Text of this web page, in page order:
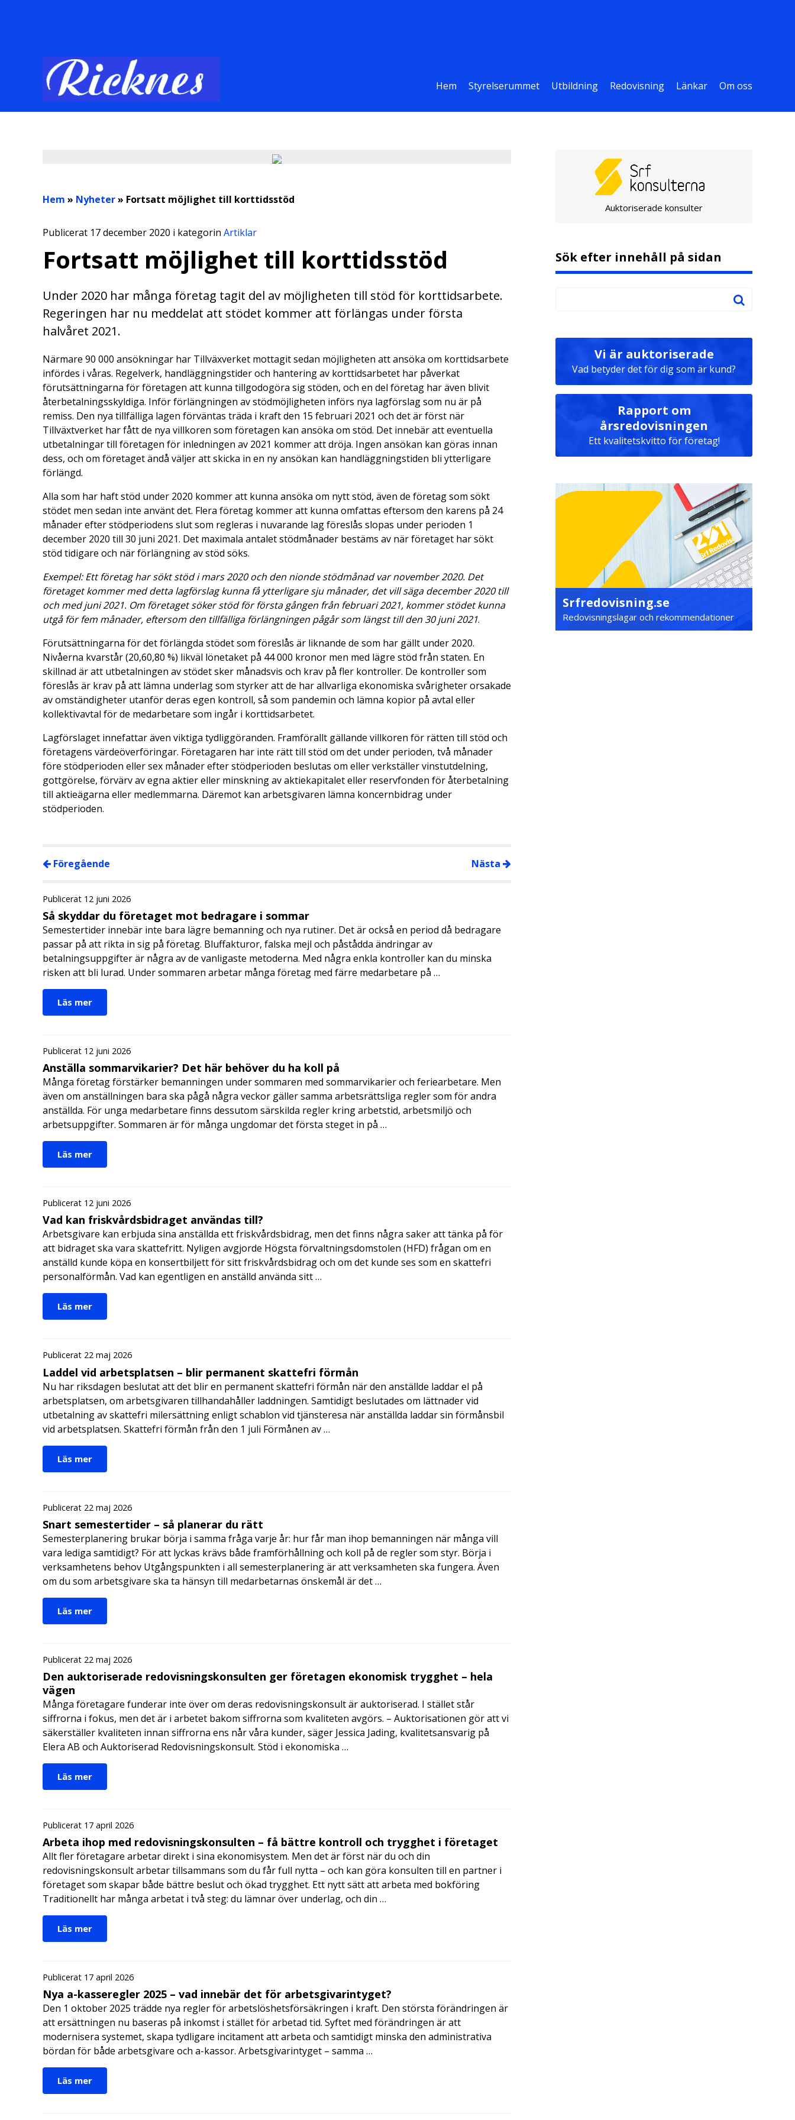
Hem Styrelserummet Utbildning Redovisning Länkar Om oss
Hem » Nyheter» Fortsatt möjlighet till korttidsstöd
Publicerat 17 december 2020 i kategorin Artiklar
Fortsatt möjlighet till korttidsstöd
Under 2020 har många företag tagit del av möjligheten till stöd för korttidsarbete.
Regeringen har nu meddelat att stödet kommer att förlängas under första
halvåret 2021.
Närmare 90 000 ansökningar har Tillväxverket mottagit sedan möjligheten att ansöka om korttidsarbete
infördes i våras. Regelverk, handläggningstider och hantering av korttidsarbetet har påverkat
förutsättningarna för företagen att kunna tillgodogöra sig stöden, och en del företag har även blivit
återbetalningsskyldiga. Inför förlängningen av stödmöjligheten införs nya lagförslag som nu är på
remiss. Den nya tillfälliga lagen förväntas träda i kraft den 15 februari 2021 och det är först när
Tillväxtverket har fått de nya villkoren som företagen kan ansöka om stöd. Det innebär att eventuella
utbetalningar till företagen för inledningen av 2021 kommer att dröja. Ingen ansökan kan göras innan
dess, och om företaget ändå väljer att skicka in en ny ansökan kan handläggningstiden bli ytterligare
förlängd.
Alla som har haft stöd under 2020 kommer att kunna ansöka om nytt stöd, även de företag som sökt
stödet men sedan inte använt det. Flera företag kommer att kunna omfattas eftersom den karens på 24
månader efter stödperiodens slut som regleras i nuvarande lag föreslås slopas under perioden 1
december 2020 till 30 juni 2021. Det maximala antalet stödmånader bestäms av när företaget har sökt
stöd tidigare och när förlängning av stöd söks.
Exempel: Ett företag har sökt stöd i mars 2020 och den nionde stödmånad var november 2020. Det
företaget kommer med detta lagförslag kunna få ytterligare sju månader, det vill säga december 2020 till
och med juni 2021. Om företaget söker stöd för första gången från februari 2021, kommer stödet kunna
utgå för fem månader, eftersom den tillfälliga förlängningen pågår som längst till den 30 juni 2021.
Förutsättningarna för det förlängda stödet som föreslås är liknande de som har gällt under 2020.
Nivåerna kvarstår (20,60,80 %) likväl lönetaket på 44 000 kronor men med lägre stöd från staten. En
skillnad är att utbetalningen av stödet sker månadsvis och krav på fler kontroller. De kontroller som
föreslås är krav på att lämna underlag som styrker att de har allvarliga ekonomiska svårigheter orsakade
av omständigheter utanför deras egen kontroll, så som pandemin och lämna kopior på avtal eller
kollektivavtal för de medarbetare som ingår i korttidsarbetet.
Lagförslaget innefattar även viktiga tydliggöranden. Framförallt gällande villkoren för rätten till stöd och
företagens värdeöverföringar. Företagaren har inte rätt till stöd om det under perioden, två månader
före stödperioden eller sex månader efter stödperioden beslutas om eller verkställer vinstutdelning,
gottgörelse, förvärv av egna aktier eller minskning av aktiekapitalet eller reservfonden för återbetalning
till aktieägarna eller medlemmarna. Däremot kan arbetsgivaren lämna koncernbidrag under
stödperioden.
Föregående Nästa
Publicerat 12 juni 2026
Så skyddar du företaget mot bedragare i sommar
Semestertider innebär inte bara lägre bemanning och nya rutiner. Det är också en period då bedragare
passar på att rikta in sig på företag. Bluffakturor, falska mejl och påstådda ändringar av
betalningsuppgifter är några av de vanligaste metoderna. Med några enkla kontroller kan du minska
risken att bli lurad. Under sommaren arbetar många företag med färre medarbetare på …
Läs mer
Publicerat 12 juni 2026
Anställa sommarvikarier? Det här behöver du ha koll på
Många företag förstärker bemanningen under sommaren med sommarvikarier och feriearbetare. Men
även om anställningen bara ska pågå några veckor gäller samma arbetsrättsliga regler som för andra
anställda. För unga medarbetare finns dessutom särskilda regler kring arbetstid, arbetsmiljö och
arbetsuppgifter. Sommaren är för många ungdomar det första steget in på …
Läs mer
Publicerat 12 juni 2026
Vad kan friskvårdsbidraget användas till?
Arbetsgivare kan erbjuda sina anställda ett friskvårdsbidrag, men det finns några saker att tänka på för
att bidraget ska vara skattefritt. Nyligen avgjorde Högsta förvaltningsdomstolen (HFD) frågan om en
anställd kunde köpa en konsertbiljett för sitt friskvårdsbidrag och om det kunde ses som en skattefri
personalförmån. Vad kan egentligen en anställd använda sitt …
Läs mer
Publicerat 22 maj 2026
Laddel vid arbetsplatsen – blir permanent skattefri förmån
Nu har riksdagen beslutat att det blir en permanent skattefri förmån när den anställde laddar el på
arbetsplatsen, om arbetsgivaren tillhandahåller laddningen. Samtidigt beslutades om lättnader vid
utbetalning av skattefri milersättning enligt schablon vid tjänsteresa när anställda laddar sin förmånsbil
vid arbetsplatsen. Skattefri förmån från den 1 juli Förmånen av …
Läs mer
Publicerat 22 maj 2026
Snart semestertider – så planerar du rätt
Semesterplanering brukar börja i samma fråga varje år: hur får man ihop bemanningen när många vill
vara lediga samtidigt? För att lyckas krävs både framförhållning och koll på de regler som styr. Börja i
verksamhetens behov Utgångspunkten i all semesterplanering är att verksamheten ska fungera. Även
om du som arbetsgivare ska ta hänsyn till medarbetarnas önskemål är det …
Läs mer
Publicerat 22 maj 2026
Den auktoriserade redovisningskonsulten ger företagen ekonomisk trygghet – hela
vägen
Många företagare funderar inte över om deras redovisningskonsult är auktoriserad. I stället står
siffrorna i fokus, men det är i arbetet bakom siffrorna som kvaliteten avgörs. – Auktorisationen gör att vi
säkerställer kvaliteten innan siffrorna ens når våra kunder, säger Jessica Jading, kvalitetsansvarig på
Elera AB och Auktoriserad Redovisningskonsult. Stöd i ekonomiska …
Läs mer
Publicerat 17 april 2026
Arbeta ihop med redovisningskonsulten – få bättre kontroll och trygghet i företaget
Allt fler företagare arbetar direkt i sina ekonomisystem. Men det är först när du och din
redovisningskonsult arbetar tillsammans som du får full nytta – och kan göra konsulten till en partner i
företaget som skapar både bättre beslut och ökad trygghet. Ett nytt sätt att arbeta med bokföring
Traditionellt har många arbetat i två steg: du lämnar över underlag, och din …
Läs mer
Publicerat 17 april 2026
Nya a-kasseregler 2025 – vad innebär det för arbetsgivarintyget?
Den 1 oktober 2025 trädde nya regler för arbetslöshetsförsäkringen i kraft. Den största förändringen är
att ersättningen nu baseras på inkomst i stället för arbetad tid. Syftet med förändringen är att
modernisera systemet, skapa tydligare incitament att arbeta och samtidigt minska den administrativa
bördan för både arbetsgivare och a-kassor. Arbetsgivarintyget – samma …
Läs mer
Auktoriserade konsulter
Sök efter innehåll på sidan
Vi är auktoriserade
Vad betyder det för dig som är kund?
Rapport om
årsredovisningen
Ett kvalitetskvitto för företag!
Srfredovisning.se
Redovisningslagar och rekommendationer